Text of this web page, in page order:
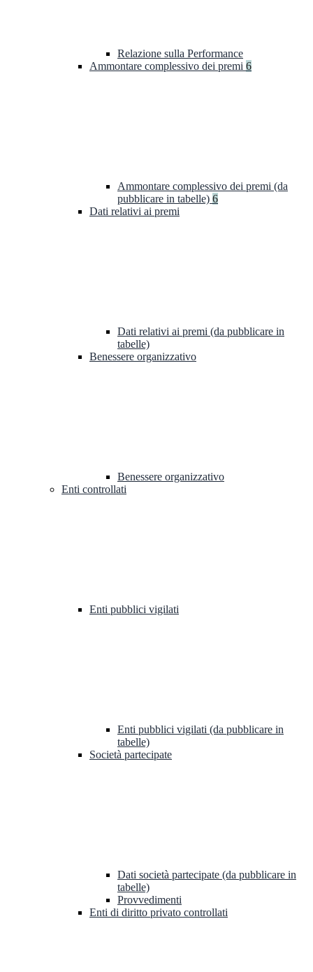
Relazione sulla Performance
Ammontare complessivo dei premi 6
Ammontare complessivo dei premi (da
pubblicare in tabelle) 6
Dati relativi ai premi
Dati relativi ai premi (da pubblicare in
tabelle)
Benessere organizzativo
Benessere organizzativo
Enti controllati
Enti pubblici vigilati
Enti pubblici vigilati (da pubblicare in
tabelle)
Società partecipate
Dati società partecipate (da pubblicare in
tabelle)
Provvedimenti
Enti di diritto privato controllati